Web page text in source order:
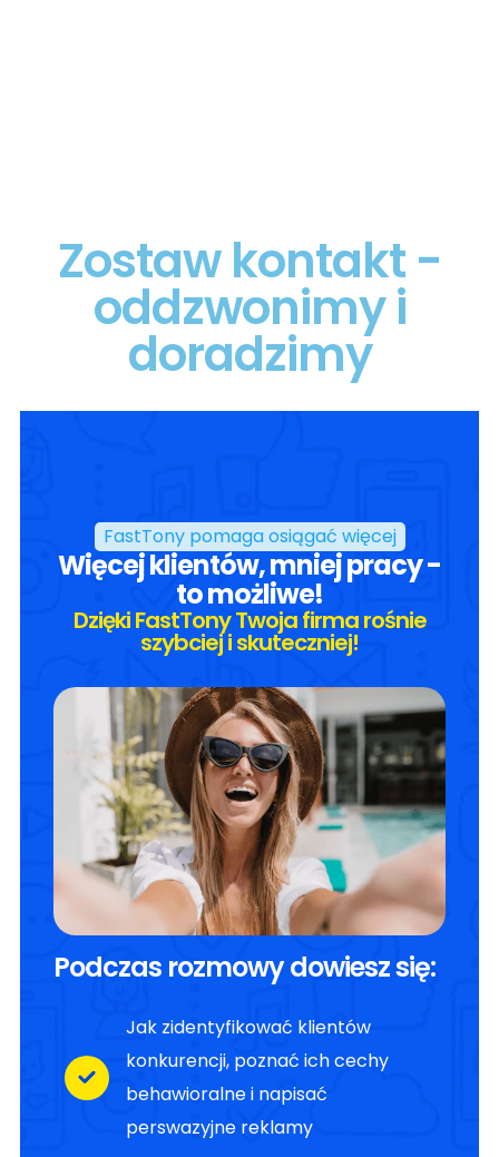
Zostaw kontakt -
oddzwonimy i
doradzimy
FastTony pomaga osiągać więcej
Więcej klientów, mniej pracy -
to możliwe!
Dzięki FastTony Twoja firma rośnie
szybciej i skuteczniej!
Podczas rozmowy dowiesz się:
Jak zidentyfikować klientów
konkurencji, poznać ich cechy
behawioralne i napisać
perswazyjne reklamy